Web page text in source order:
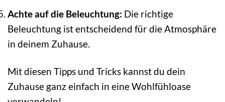
Achte auf die Beleuchtung: Die richtige
Beleuchtung ist entscheidend für die Atmosphäre
in deinem Zuhause.
Mit diesen Tipps und Tricks kannst du dein
Zuhause ganz einfach in eine Wohlfühloase